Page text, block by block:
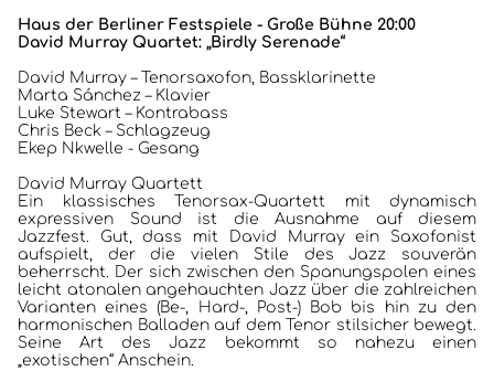
Haus der Berliner Festspiele - Große Bühne 20:00
David Murray Quartet: „Birdly Serenade“
David Murray – Tenorsaxofon, Bassklarinette
Marta Sánchez – Klavier
Luke Stewart – Kontrabass
Chris Beck – Schlagzeug
Ekep Nkwelle - Gesang
David Murray Quartett
Ein klassisches Tenorsax-Quartett mit dynamisch
expressiven Sound ist die Ausnahme auf diesem
Jazzfest. Gut, dass mit David Murray ein Saxofonist
aufspielt, der die vielen Stile des Jazz souverän
beherrscht. Der sich zwischen den Spanungspolen eines
leicht atonalen angehauchten Jazz über die zahlreichen
Varianten eines (Be-, Hard-, Post-) Bob bis hin zu den
harmonischen Balladen auf dem Tenor stilsicher bewegt.
Seine Art des Jazz bekommt so nahezu einen
„exotischen“ Anschein.